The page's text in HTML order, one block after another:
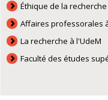
Éthique de la recherche
Affaires professorales
La recherche à l'UdeM
Faculté des études